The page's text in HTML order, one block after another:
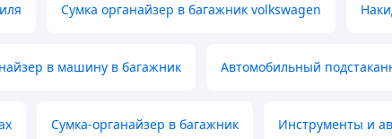
Сумка органайзер в багажник volkswagen
в машину в багажник Автомобильный
Сумка-органайзер в багажник Инструменты и